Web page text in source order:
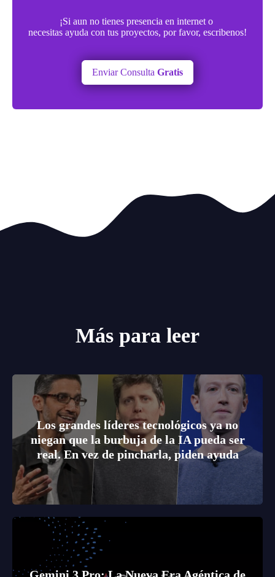
¡Si aun no tienes presencia en internet o
necesitas ayuda con tus proyectos, por favor, escribenos!
Enviar Consulta Gratis
Más para leer
Los grandes líderes tecnológicos ya no
niegan que la burbuja de la IA pueda ser
real. En vez de pincharla, piden ayuda